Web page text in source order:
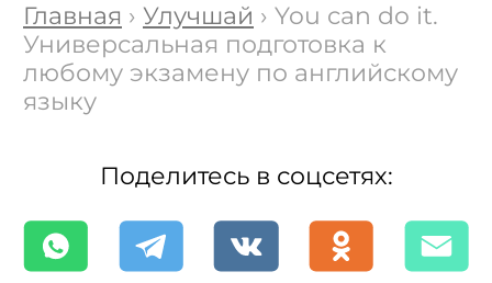
Главная › Улучшай › You can do it.
Универсальная подготовка к
любому экзамену по английскому
языку
Поделитесь в соцсетях: